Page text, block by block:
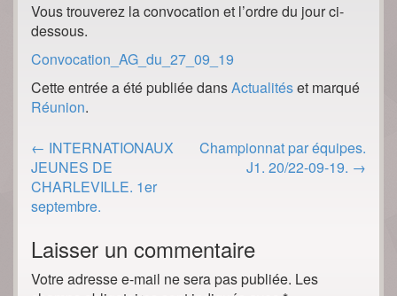
Vous trouverez la convocation et l’ordre du jour ci-
dessous.
Convocation_AG_du_27_09_19
Cette entrée a été publiée dansActualitéset marqué
Réunion.
Post
navigation
← INTERNATIONAUX
JEUNES DE
CHARLEVILLE. 1er
septembre.
Championnat par équipes.
J1. 20/22-09-19. →
Laisser un commentaire
Votre adresse e-mail ne sera pas publiée. Les